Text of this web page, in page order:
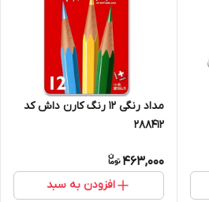
مداد رنگی 12 رنگ کارن داش کد
288412
463,000
افزودن به سبد